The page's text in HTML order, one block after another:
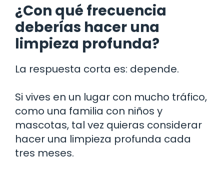
¿Con qué frecuencia
deberías hacer una
limpieza profunda?
La respuesta corta es: depende.
Si vives en un lugar con mucho tráfico,
como una familia con niños y
mascotas, tal vez quieras considerar
hacer una limpieza profunda cada
tres meses.